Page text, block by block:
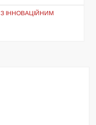
ІННОВАЦІЙНИМ